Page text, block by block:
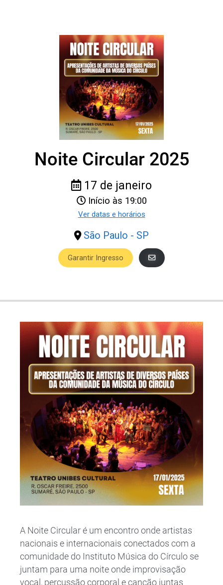
Noite Circular 2025
17 de janeiro
Início às 19:00
Ver datas e horários
São Paulo - SP
Garantir Ingresso
A Noite Circular é um encontro onde artistas
nacionais e internacionais conectados com a
comunidade do Instituto Música do Círculo se
juntam para uma noite onde improvisação
vocal, percussão corporal e canção juntas